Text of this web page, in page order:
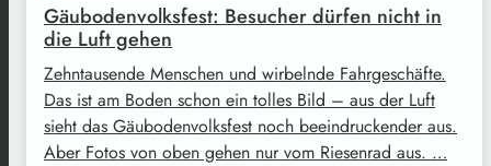
Gäubodenvolksfest: Besucher dürfen nicht in
die Luft gehen
Zehntausende Menschen und wirbelnde Fahrgeschäfte.
Das ist am Boden schon ein tolles Bild – aus der Luft
sieht das Gäubodenvolksfest noch beeindruckender aus.
Aber Fotos von oben gehen nur vom Riesenrad aus. …